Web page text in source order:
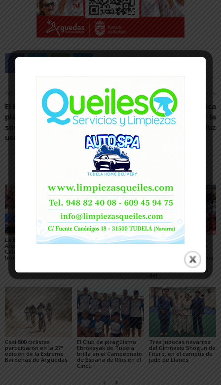
Artículo anterior
El Hospital presenta un
plan de movilidad
sostenible para reducir el
uso del vehículo particular
Artículo siguiente
Una comunidad energética
en Marcilla para reducir la
factura de la luz
Artículos relacionados Más del autor
La Escuela del Triatlón
Arenas regresa de
Calahorra con dos
bronces nacionales
César Monasterio será
el entrenador del C.D.
El SDR Arenas supera
con éxito el gran reto
organizativo del
Campeonato de España
de Triatlón de Edad
Escolar y del XXV Reto
del...
Casi 800 ciclistas
participaron en la 27ª
edición de la Extreme
Bardenas de Arguedas
El Club de piragüismo
Ebrokayak de Tudela
brilla en el Campeonato
de España de Ríos en el
Cinca
Tres judocas navarros
del Gimnasio Shogun de
Fitero, en el campus de
judo de Llanes